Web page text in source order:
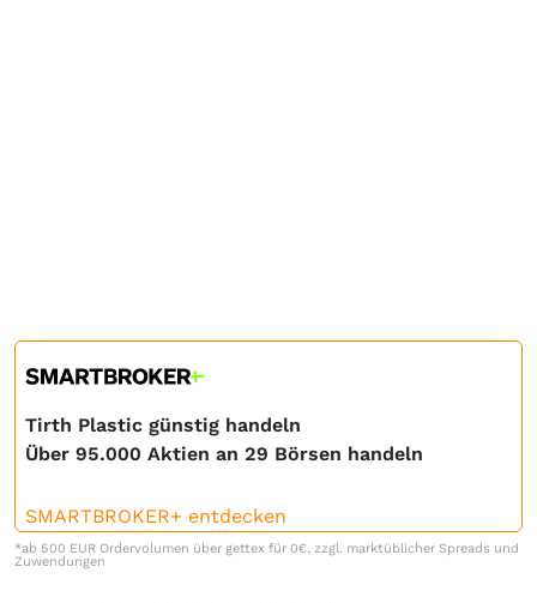
Tirth Plastic günstig handeln
Über 95.000 Aktien an 29 Börsen handeln
SMARTBROKER+ entdecken
*ab 500 EUR Ordervolumen über gettex für 0€, zzgl. marktüblicher Spreads und
Zuwendungen